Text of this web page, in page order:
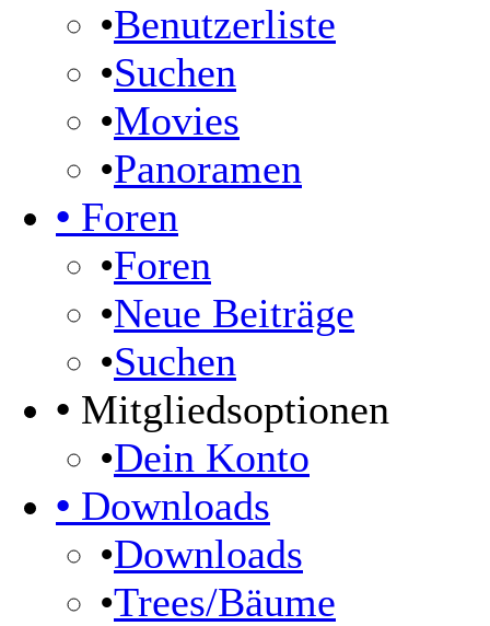
•Benutzerliste
•Suchen
•Movies
•Panoramen
• Foren
•Foren
•Neue Beiträge
•Suchen
• Mitgliedsoptionen
•Dein Konto
• Downloads
•Downloads
•Trees/Bäume